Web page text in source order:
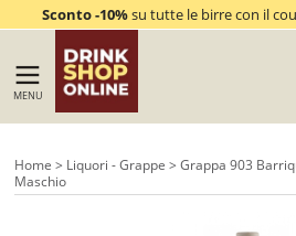
Sconto -10%su tutte le birre con il
MENU
Home > Liquori - Grappe > Grappa 903
Maschio